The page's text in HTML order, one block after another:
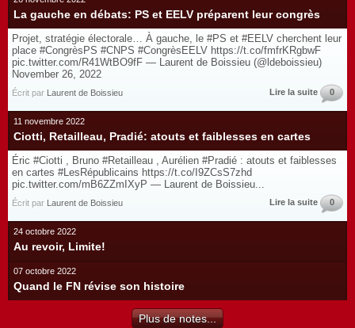
La gauche en débats: PS et EELV préparent leur congrès
Projet, stratégie électorale… À gauche, le #PS et #EELV cherchent leur
place #CongrèsPS #CNPS #CongrèsEELV https://t.co/fmfrKRgbwF
pic.twitter.com/R41WtBO9fF — Laurent de Boissieu (@ldeboissieu)
November 26, 2022
Écrit par Laurent de Boissieu Lire la suite 0
11 novembre 2022
Ciotti, Retailleau, Pradié: atouts et faiblesses en cartes
Éric #Ciotti , Bruno #Retailleau , Aurélien #Pradié : atouts et faiblesses
en cartes #LesRépublicains https://t.co/I9ZCsS7zhd
pic.twitter.com/mB6ZZmIXyP — Laurent de Boissieu...
Écrit par Laurent de Boissieu Lire la suite 0
24 octobre 2022
Au revoir, Limite!
07 octobre 2022
Quand le FN révise son histoire
Plus de notes...